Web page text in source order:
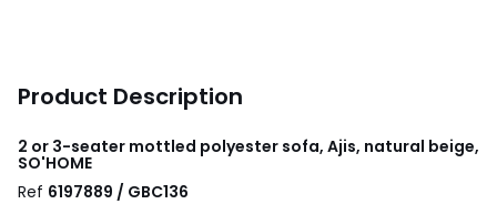
Product Description
2 or 3-seater mottled polyester sofa, Ajis, natural beige,
SO'HOME
Ref 6197889 / GBC136